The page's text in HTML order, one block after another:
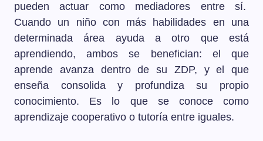
pueden actuar como mediadores entre sí.
Cuando un niño con más habilidades en una
determinada área ayuda a otro que está
aprendiendo, ambos se benefician: el que
aprende avanza dentro de su ZDP, y el que
enseña consolida y profundiza su propio
conocimiento. Es lo que se conoce como
aprendizaje cooperativo o tutoría entre iguales.